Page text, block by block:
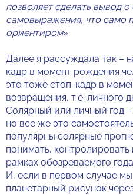
позволяет сделать вывод
самовыражения, что само
ориентиром».
Далее я рассуждала так –
кадр в момент рождения
это тоже стоп-кадр в
возвращения, т.е. личного
Солярный или личный год
но все же это
популярны солярные
понимать,
рамках обозреваемого
И, если в первом случае
планетарный рисунок